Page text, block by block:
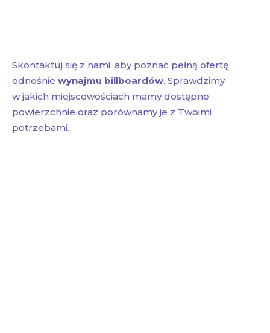
Skontaktuj się z nami, aby poznać pełną ofertę
odnośnie wynajmu billboardów. Sprawdzimy
w jakich miejscowościach mamy dostępne
powierzchnie oraz porównamy je z Twoimi
potrzebami.